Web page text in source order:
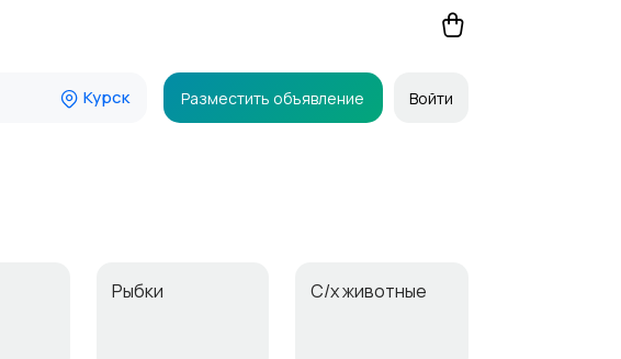
Курск Разместить объявление Войти
Рыбки С/х животные